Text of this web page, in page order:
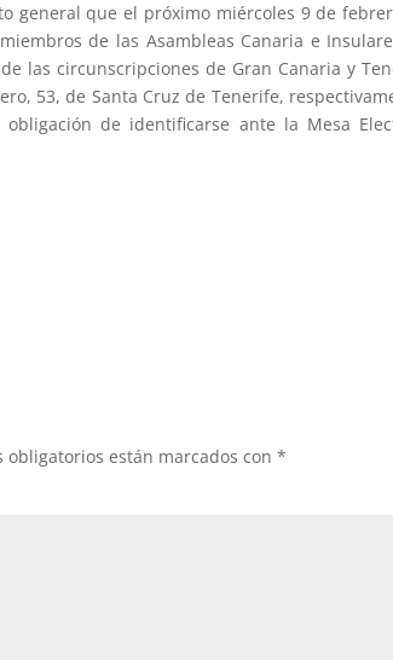
general que el próximo miércoles 9 de
de las Asambleas Canaria e
las circunscripciones de Gran Canaria y
53, de Santa Cruz de Tenerife,
de identificarse ante la Mesa
obligatorios están marcados con*